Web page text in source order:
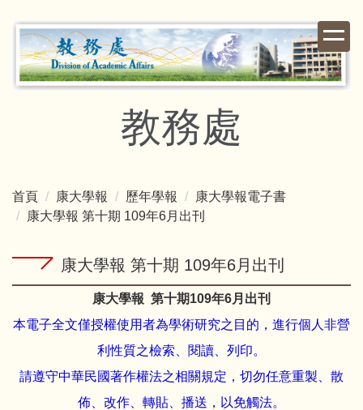
到
要
內
教務處
首頁 康大學報 歷年學報
康大學報電子書
康大學報 第十期 109年6月出刊
康大學報 第十期 109年6月出刊
康大學報 第十期109年6月出刊
本電子全文僅授權使用者為學術研究之目的，進行個人非營
利性質之檢索、閱讀、列印。
請遵守中華民國著作權法之相關規定，切勿任意重製、散
佈、改作、轉貼、播送，以免觸法。